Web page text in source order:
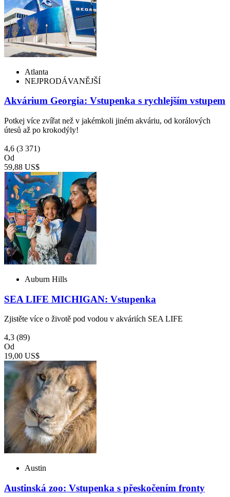
Atlanta
NEJPRODÁVANĚJŠÍ
Akvárium Georgia: Vstupenka s rychlejším vstupem
Potkej více zvířat než v jakémkoli jiném akváriu, od korálových
útesů až po krokodýly!
4,6 (3 371)
Od
59,88 US$
Auburn Hills
SEA LIFE MICHIGAN: Vstupenka
Zjistěte více o životě pod vodou v akváriích SEA LIFE
4,3 (89)
Od
19,00 US$
Austin
Austinská zoo: Vstupenka s přeskočením fronty